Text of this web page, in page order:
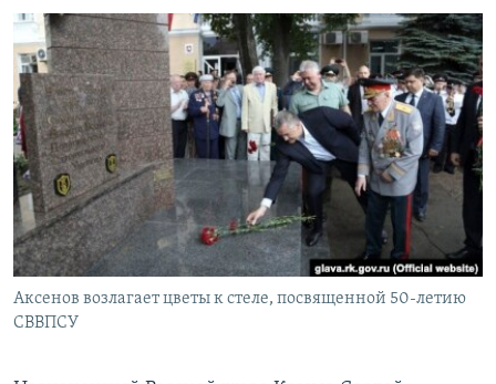
поискуИНФОГРАФИКА
ТЕЛЕПРОЕКТ КРЫМ.РЕАЛИИ
СОВЕТЫ ПРАВОЗАЩИТНИКОВ
ПРОПАВШИЕ БЕЗ ВЕСТИ
ПОБЕДИТЕЛЕЙ НЕ СУДЯТ?
КРЫМ.НЕПОКОРЕННЫЙ
ELIFBE
УКРАИНСКАЯ ПРОБЛЕМА КРЫМА
КАК ОБОЙТИ БЛОКИРОВКУ
Українською
Qırımtatar
ПРИСОЕДИНЯЙТЕСЬ!
Аксенов возлагает цветы к стеле, посвященной 50-летию
СВВПСУ